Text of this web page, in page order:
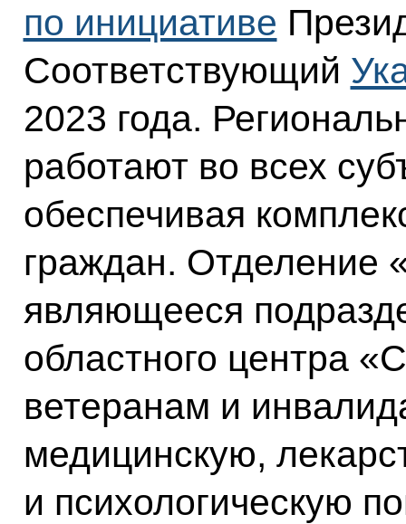
по инициативе
Соответствующий
2023 года.
работают во всех
обеспечивая
граждан. Отделение
являющееся
областного центра
ветеранам и
медицинскую,
и психологическую